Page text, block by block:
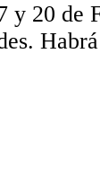
y 20 de